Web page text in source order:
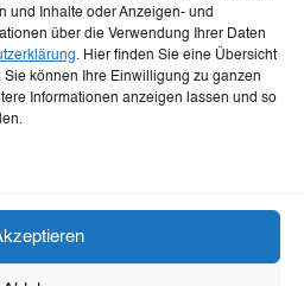
und Inhalte oder Anzeigen- und
über die Verwendung Ihrer Daten
. Hier finden Sie eine Übersicht
können Ihre Einwilligung zu ganzen
Informationen anzeigen lassen und so
of my message in
privacy policy.